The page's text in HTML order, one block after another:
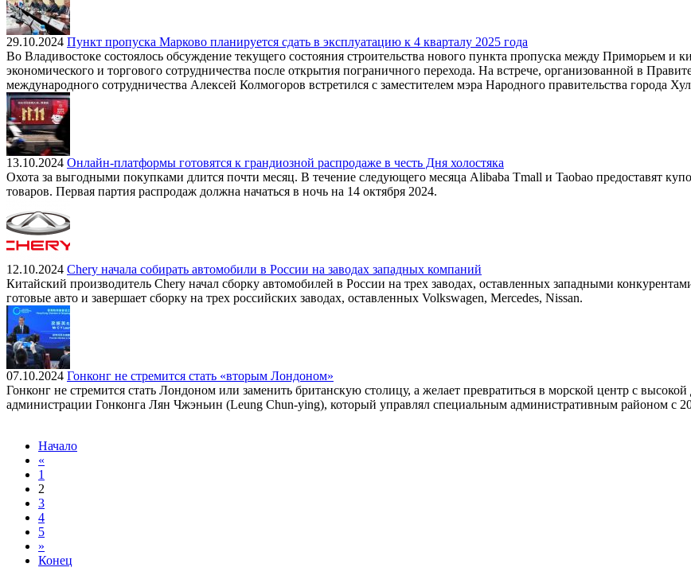
29.10.2024 Пункт пропуска Марково планируется сдать в эксплуатацию к 4 кварталу 2025 года
Во Владивостоке состоялось обсуждение текущего состояния строительства нового пункта пропуска между Приморьем и
экономического и торгового сотрудничества после открытия пограничного перехода. На встрече, организованной в
международного сотрудничества Алексей Колмогоров встретился с заместителем мэра Народного правительства города
13.10.2024 Онлайн-платформы готовятся к грандиозной распродаже в честь Дня холостяка
Охота за выгодными покупками длится почти месяц. В течение следующего месяца Alibaba Tmall и Taobao предоставят
товаров. Первая партия распродаж должна начаться в ночь на 14 октября 2024.
12.10.2024 Chery начала собирать автомобили в России на заводах западных компаний
Китайский производитель Chery начал сборку автомобилей в России на трех заводах, оставленных западными
готовые авто и завершает сборку на трех российских заводах, оставленных Volkswagen, Mercedes, Nissan.
07.10.2024 Гонконг не стремится стать «вторым Лондоном»
Гонконг не стремится стать Лондоном или заменить британскую столицу, а желает превратиться в морской центр с
администрации Гонконга Лян Чжэньин (Leung Chun-ying), который управлял специальным административным районом с
Начало
«
1
2
3
4
5
»
Конец